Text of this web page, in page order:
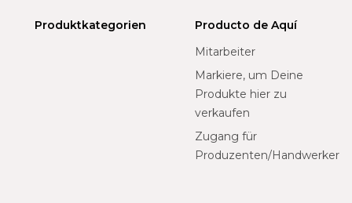
Produktkategorien
Producto de Aquí
Mitarbeiter
Markiere, um Deine
Produkte hier zu
verkaufen
Zugang für
Produzenten/Handwerker